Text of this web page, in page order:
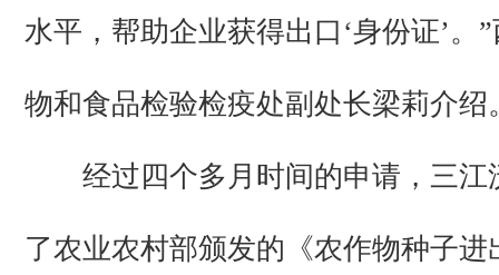
水平，帮助企业获得出口‘身份证’。
物和食品检验检疫处副处长梁莉介绍
经过四个多月时间的申请，三江
了农业农村部颁发的《农作物种子进